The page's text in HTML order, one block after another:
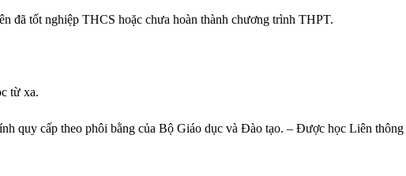
đã tốt nghiệp THCS hoặc chưa hoàn thành chương trình THPT.
từ xa.
quy cấp theo phôi bằng của Bộ Giáo dục và Đào tạo. – Được học Liên thông